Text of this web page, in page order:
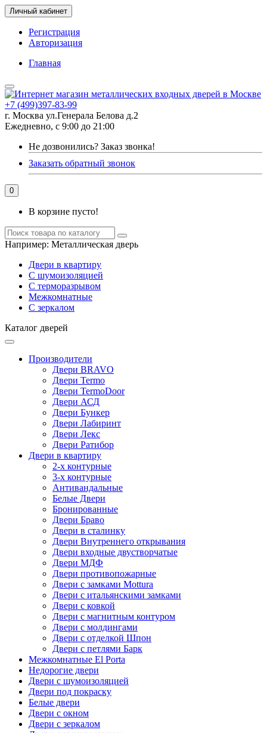
Личный кабинет
Регистрация
Авторизация
Главная
+7 (499)397-83-99
г. Москва ул.Генерала Белова д.2
Ежедневно, с 9:00 до 21:00
Не дозвонились? Заказ звонка!
Заказать обратный звонок
0
В корзине пусто!
Например: Металлическая дверь
Двери в квартиру
С шумоизоляцией
С терморазрывом
Межкомнатные
С зеркалом
Каталог дверей
Производители
Двери BRAVO
Двери Termo
Двери TermoDoor
Двери АСД
Двери Бункер
Двери Лабиринт
Двери Лекс
Двери Ратибор
Двери в квартиру
2-х контурные
3-х контурные
Антивандальные
Белые Двери
Бронированные
Двери Браво
Двери в сталинку
Двери Внутреннего открывания
Двери входные двустворчатые
Двери МДФ
Двери противопожарные
Двери с замками Mottura
Двери с итальянскими замками
Двери с ковкой
Двери с магнитным контуром
Двери с молдингами
Двери с отделкой Шпон
Двери с петлями Барк
Межкомнатные El Porta
Недорогие двери
Двери с шумоизоляцией
Двери под покраску
Белые двери
Двери с окном
Двери с зеркалом